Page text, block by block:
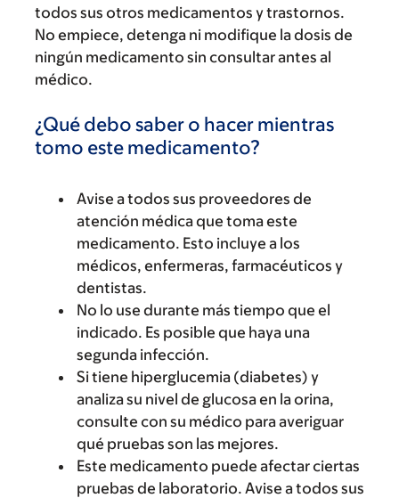
todos sus otros medicamentos y trastornos.
No empiece, detenga ni modifique la dosis de
ningún medicamento sin consultar antes al
médico.
¿Qué debo saber o hacer mientras
tomo este medicamento?
Avise a todos sus proveedores de
atención médica que toma este
medicamento. Esto incluye a los
médicos, enfermeras, farmacéuticos y
dentistas.
No lo use durante más tiempo que el
indicado. Es posible que haya una
segunda infección.
Si tiene hiperglucemia (diabetes) y
analiza su nivel de glucosa en la orina,
consulte con su médico para averiguar
qué pruebas son las mejores.
Este medicamento puede afectar ciertas
pruebas de laboratorio. Avise a todos sus